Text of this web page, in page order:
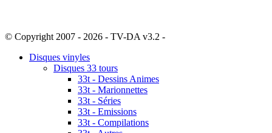
© Copyright 2007 - 2026 - TV-DA v3.2 -
Disques vinyles
Disques 33 tours
33t - Dessins Animes
33t - Marionnettes
33t - Séries
33t - Emissions
33t - Compilations